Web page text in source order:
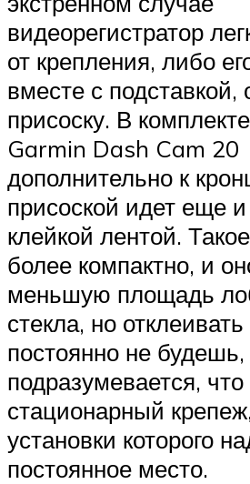
видеорегистратор
от крепления, либо
вместе с подставкой,
присоску. В
Garmin Dash Cam 20
дополнительно к
присоской идет еще
клейкой лентой.
более компактно, и
меньшую площадь
стекла, но отклеивать
постоянно не будешь,
подразумевается, что
стационарный
установки которого
постоянное место.